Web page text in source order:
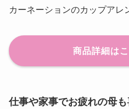
カーネーションのカップアレ
商品詳細は
仕事や家事でお疲れの母も